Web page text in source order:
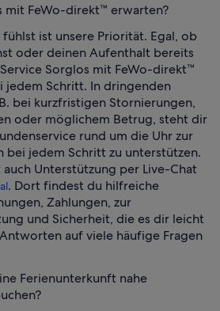
mit FeWo-direkt™ erwarten?
fühlst ist unsere Priorität. Egal, ob
oder deinen Aufenthalt bereits
Sorglos mit FeWo-direkt™
jedem Schritt. In dringenden
bei kurzfristigen Stornierungen,
oder möglichem Betrug, steht dir
rund um die Uhr zur
bei jedem Schritt zu unterstützen.
Unterstützung per Live-Chat
. Dort findest du hilfreiche
Zahlungen, zur
und Sicherheit, die es dir leicht
auf viele häufige Fragen
Ferienunterkunft nahe